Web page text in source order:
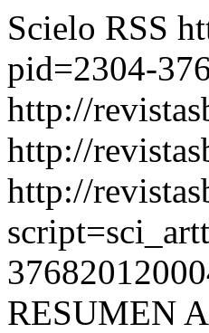
Scielo RSS
pid=2304-
http://
http://
http://
RESUMEN